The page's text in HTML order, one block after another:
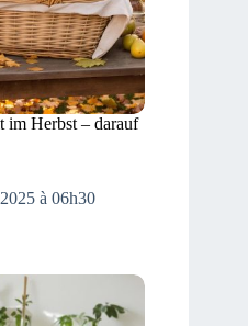
im Herbst – darauf
à 06h30